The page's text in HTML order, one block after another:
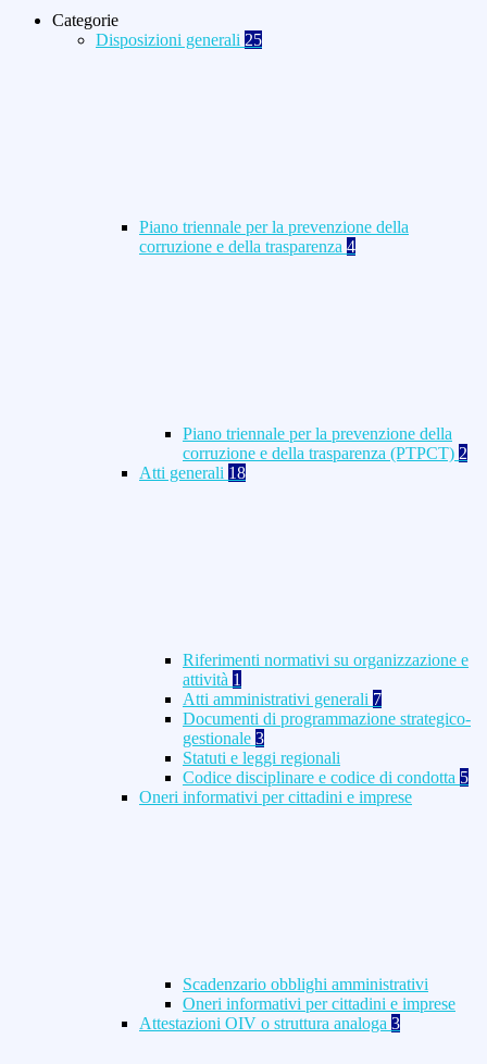
Categorie
Disposizioni generali 25
Piano triennale per la prevenzione della
corruzione e della trasparenza 4
Piano triennale per la prevenzione della
corruzione e della trasparenza (PTPCT) 2
Atti generali 18
Riferimenti normativi su organizzazione e
attività 1
Atti amministrativi generali 7
Documenti di programmazione strategico-
gestionale 3
Statuti e leggi regionali
Codice disciplinare e codice di condotta 5
Oneri informativi per cittadini e imprese
Scadenzario obblighi amministrativi
Oneri informativi per cittadini e imprese
Attestazioni OIV o struttura analoga 3